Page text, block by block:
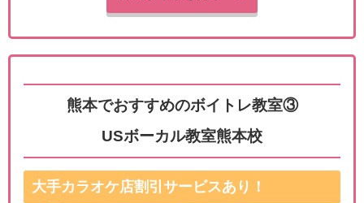
熊本でおすすめのボイトレ教室③
USボーカル教室熊本校
大手カラオケ店割引サービスあり！